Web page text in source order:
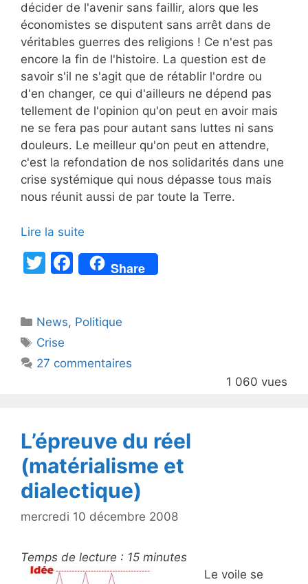
décider de l'avenir sans faillir, alors que les
économistes se disputent sans arrêt dans de
véritables guerres des religions ! Ce n'est pas
encore la fin de l'histoire. La question est de
savoir s'il ne s'agit que de rétablir l'ordre ou
d'en changer, ce qui d'ailleurs ne dépend pas
tellement de l'opinion qu'on peut en avoir mais
ne se fera pas pour autant sans luttes ni sans
douleurs. Le meilleur qu'on peut en attendre,
c'est la refondation de nos solidarités dans une
crise systémique qui nous dépasse tous mais
nous réunit aussi de par toute la Terre.
Lire la suite
T
er
F
a
e
o
Share
Catégories
News, Politique
Étiquettes
Crise
27 commentaires
1 060 vues
L’épreuve du réel
(matérialisme et
dialectique)
mercredi 10 décembre 2008
Temps de lecture : 15 minutes
Le voile se